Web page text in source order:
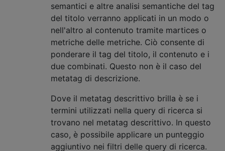
semantici e altre analisi semantiche del tag
del titolo verranno applicati in un modo o
nell'altro al contenuto tramite martices o
metriche delle metriche. Ciò consente di
ponderare il tag del titolo, il contenuto e i
due combinati. Questo non è il caso del
metatag di descrizione.
Dove il metatag descrittivo brilla è se i
termini utilizzati nella query di ricerca si
trovano nel metatag descrittivo. In questo
caso, è possibile applicare un punteggio
aggiuntivo nei filtri delle query di ricerca.